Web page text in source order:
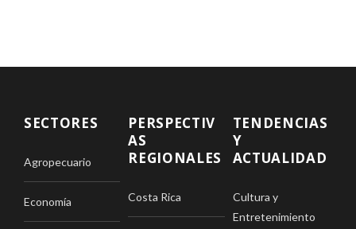
SECTORES
Agropecuario
Economía
PERSPECTIV
AS
REGIONALES
Costa Rica
TENDENCIAS
Y
ACTUALIDAD
Cultura y
Entretenimiento